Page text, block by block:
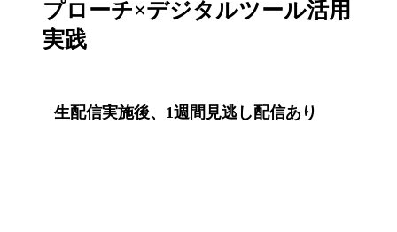
プローチ×デジタルツール活用
実践
生配信実施後、1週間見逃し配信あり